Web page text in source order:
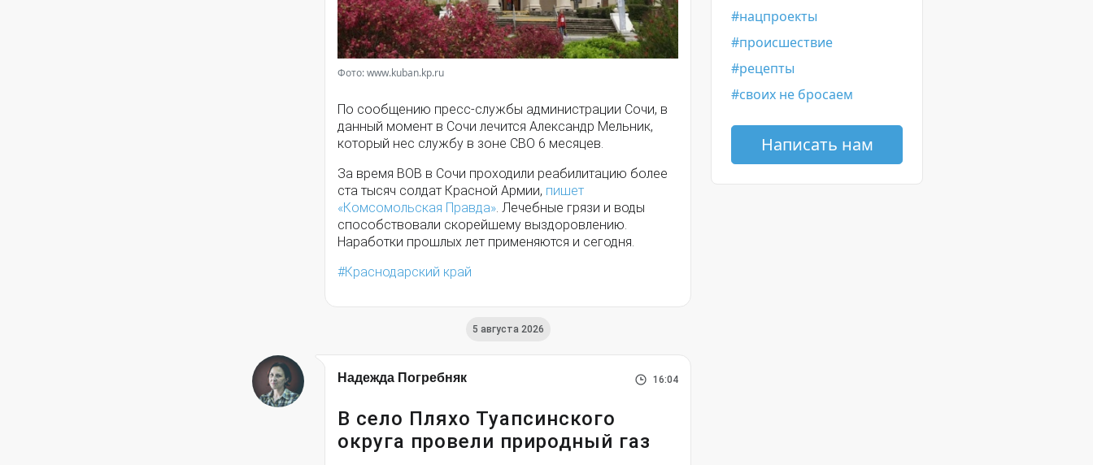
Фото: www.kuban.kp.ru
По сообщению пресс-службы администрации Сочи, в
данный момент в Сочи лечится Александр Мельник,
который нес службу в зоне СВО 6 месяцев.
За время ВОВ в Сочи проходили реабилитацию более
ста тысяч солдат Красной Армии, пишет
«Комсомольская Правда». Лечебные грязи и воды
способствовали скорейшему выздоровлению.
Наработки прошлых лет применяются и сегодня.
Краснодарский край
5 августа 2026
Надежда Погребняк 16:04
В село Пляхо Туапсинского
округа провели природный газ
нацпроекты
происшествие
рецепты
своих не бросаем
Написать нам